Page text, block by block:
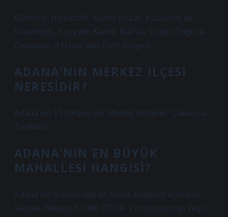
Güneyde YumurtaliK, Kuzey Kozan, Kuzeybatı’da
İhammoğlu, Kuzeyde Kadirli, Batı’da Yüoğir, Doğu’da
Osmaniye, İl Hatay’daki Erzin Bölgesi.
ADANA’NIN MERKEZ ILÇESI
NERESIDIR?
Adana’nın 15 bölgesi var. Merkez Bölgeler: Çukurova.
SarıMam.
ADANA’NIN EN BÜYÜK
MAHALLESI HANGISI?
Adana’nın nüfusla ilgili en büyük bölgeleri açıklandı.
Seyhan Bölgesi 62.000 728’de 1’in nüfusu olan Yeşilt